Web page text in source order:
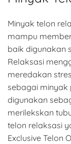
Minyak telon
mampu
baik digunakan
Relaksasi
meredakan
sebagai minyak
digunakan
merilekskan
telon relaksasi
Exclusive Telon